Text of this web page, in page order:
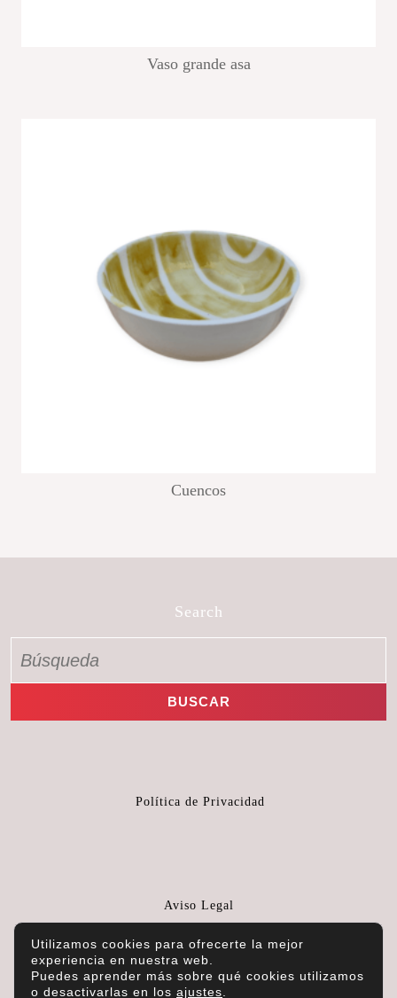
Vaso grande asa
Cuencos
Search
Política de Privacidad
Aviso Legal
Utilizamos cookies para ofrecerte la mejor
experiencia en nuestra web.
Puedes aprender más sobre qué cookies utilizamos
o desactivarlas en los ajustes